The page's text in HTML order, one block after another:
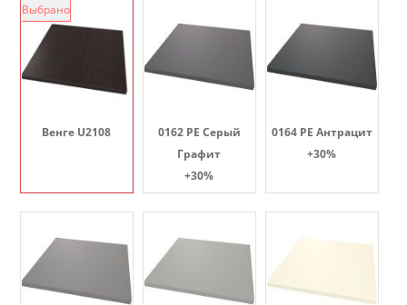
Венге U2108
Выбрано
0162 PE Серый
Графит
+30%
0164 PE Антрацит
+30%